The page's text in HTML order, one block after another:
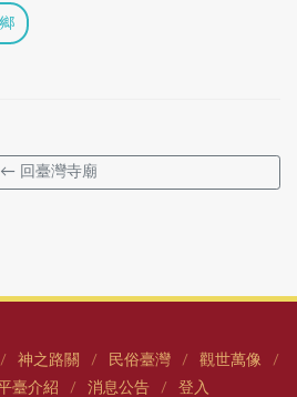
← 回臺灣寺廟
/ 神之路關 / 民俗臺灣 / 觀世萬像 /
臺介紹 / 消息公告 / 登入